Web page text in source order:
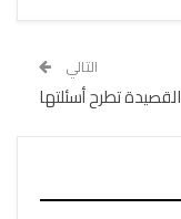
التالي
القصيدة تطرح أسئلتها